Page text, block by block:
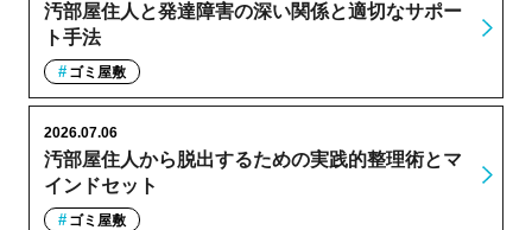
汚部屋住人と発達障害の深い関係と適切なサポー
ト手法
ゴミ屋敷
汚部屋住人から脱出するための実践的整理術とマ
インドセット
2026.07.06
ゴミ屋敷